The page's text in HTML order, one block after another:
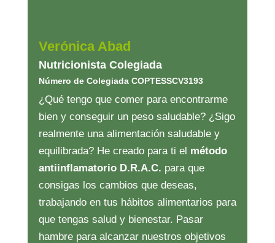
Verónica Abad
Nutricionista Colegiada
Número de Colegiada COPTESSCV3193
¿Qué tengo que comer para encontrarme
bien y conseguir un peso saludable? ¿Sigo
realmente una alimentación saludable y
equilibrada? He creado para ti el método
antiinflamatorio D.R.A.C. para que
consigas los cambios que deseas,
trabajando en tus hábitos alimentarios para
que tengas salud y bienestar. Pasar
hambre para alcanzar nuestros objetivos